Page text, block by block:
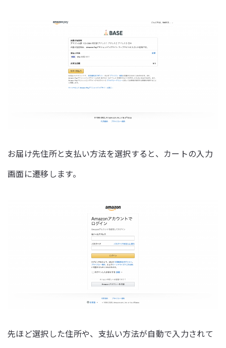
お届け先住所と支払い方法を選択すると、カートの入力
画面に遷移します。
先ほど選択した住所や、支払い方法が自動で入力されて